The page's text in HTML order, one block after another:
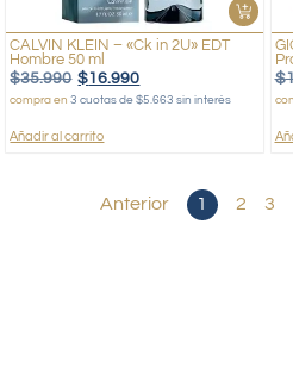
CALVIN KLEIN – «Ck in 2U» EDT
Hombre 50 ml
$35.990 $16.990
compra en3 cuotas de $5.663 sin interés
Añadir al carrito
$
Anterior 1 2 3